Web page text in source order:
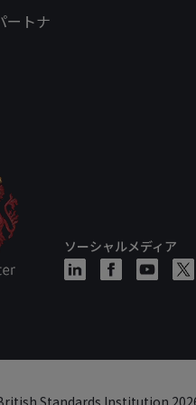
ートナ
ソーシャルメディア
Standards Institution